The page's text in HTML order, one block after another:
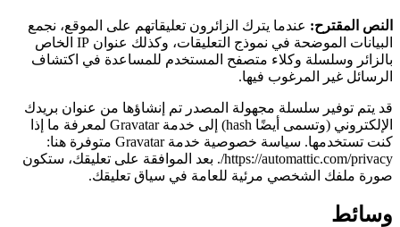
النص المقترح: عندما يترك الزائرون تعليقاتهم على الموقع، نجمع
البيانات الموضحة في نموذج التعليقات، وكذلك عنوان IP الخاص
بالزائر وسلسلة وكلاء متصفح المستخدم للمساعدة في اكتشاف
الرسائل غير المرغوب فيها.
قد يتم توفير سلسلة مجهولة المصدر تم إنشاؤها من عنوان بريدك
الإلكتروني (وتسمى أيضًا hash) إلى خدمة Gravatar لمعرفة ما إذا
كنت تستخدمها. سياسة خصوصية خدمة Gravatar متوفرة هنا:
https://automattic.com/privacy/. بعد الموافقة على تعليقك، ستكون
صورة ملفك الشخصي مرئية للعامة في سياق تعليقك.
وسائط